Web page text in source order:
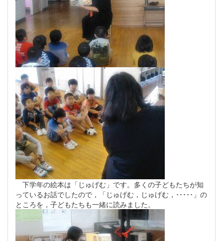
下学年の絵本は「じゅげむ」です。多くの子どもたちが知
っているお話でしたので，「じゅげむ，じゅげむ，･････」の
ところを，子どもたちも一緒に読みました。